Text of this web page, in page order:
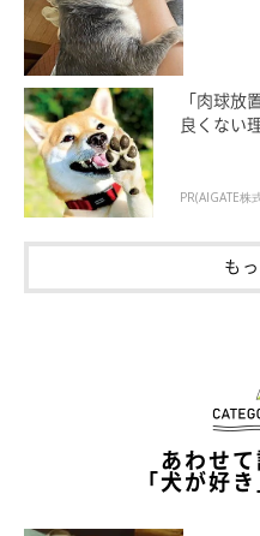
「肉球
良くない
PR(AIGATE株
も
あわせて
「犬が好